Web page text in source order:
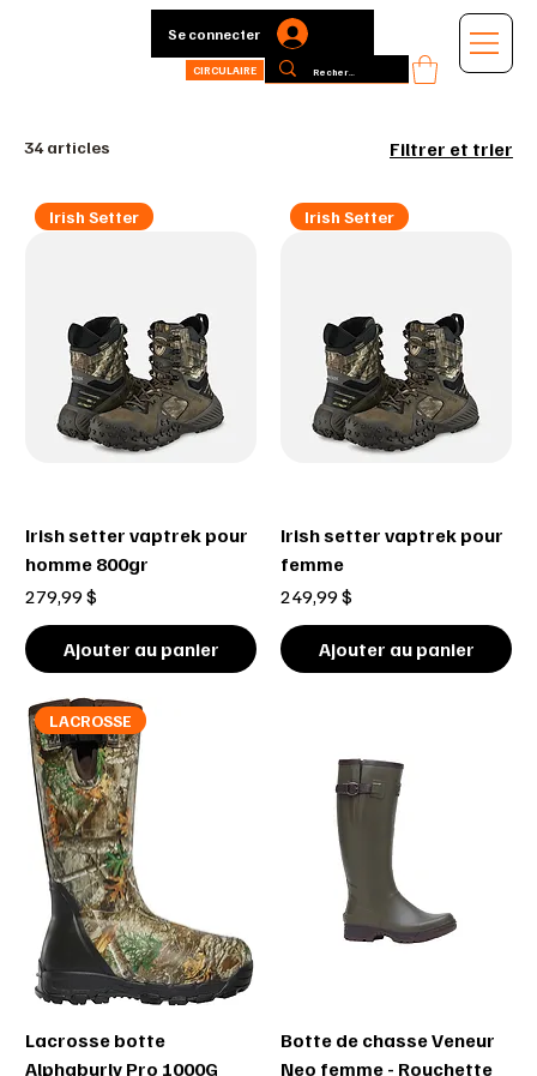
Se connecter
CIRCULAIRE
34 articles Filtrer et trier
Irish Setter
Irish setter vaptrek pour
homme 800gr
Prix
279,99 $
Ajouter au panier
Irish Setter
Irish setter vaptrek pour
femme
Prix
249,99 $
Ajouter au panier
LACROSSE
Lacrosse botte
Alphaburly Pro 1000G
Botte de chasse Veneur
Neo femme - Rouchette